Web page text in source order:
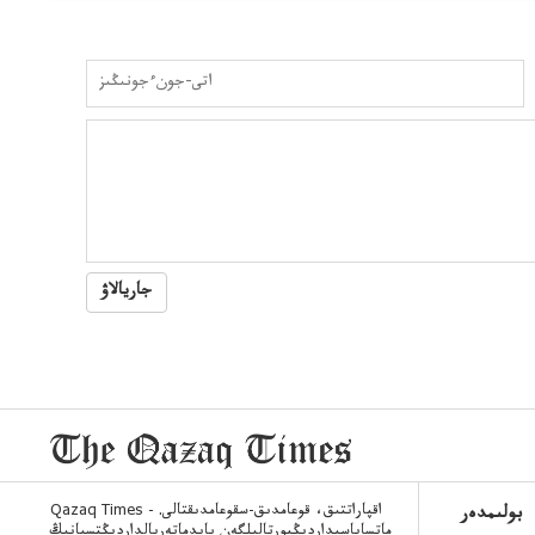
جاريالاۋ
Qazaq Times - اقپاراتتىق، قوعامدىق-سقوعامدىقتالى.
بولىمدەر